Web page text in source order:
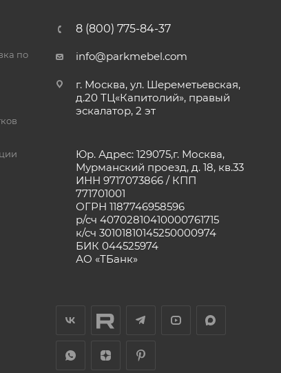
по
8 (800) 775-84-37
info@parkmebel.com
г. Москва, ул. Шереметьевская,
д.20 ТЦ«Капитолий», правый
эскалатор, 2 эт
Юр. Адрес: 129075,г. Москва,
Мурманский проезд, д. 18, кв.33
ИНН 9717073866 / КПП
771701001
ОГРН 1187746958596
р/сч 40702810410000761715
к/сч 30101810145250000974
БИК 044525974
АО «ТБанк»